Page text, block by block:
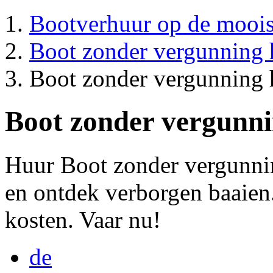
Bootverhuur op de
Boot zonder vergunning
Boot zonder vergunning
Boot zonder
Huur Boot zonder
en ontdek verborgen
kosten. Vaar nu!
de